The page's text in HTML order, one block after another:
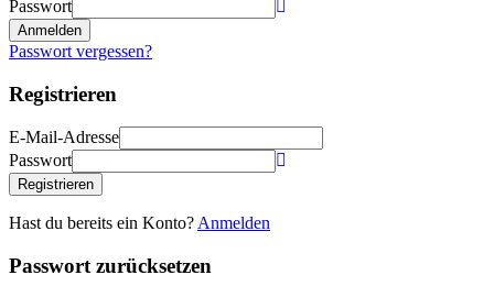
Passwort
Anmelden
Passwort vergessen?
Registrieren
E-Mail-Adresse
Passwort
Registrieren
Hast du bereits ein Konto? Anmelden
Passwort zurücksetzen